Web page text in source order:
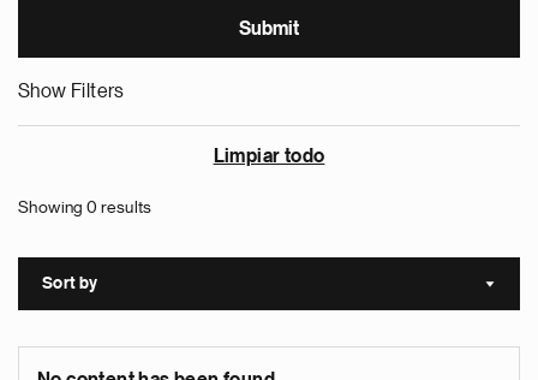
Show Filters
Limpiar todo
Showing 0 results
Sort by Sort